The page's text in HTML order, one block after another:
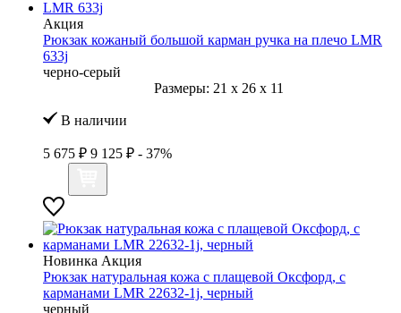
Акция
Рюкзак кожаный большой карман ручка на плечо LMR
633j
черно-серый
Размеры: 21 x 26 x 11
В наличии
5 675 ₽ 9 125 ₽ - 37%
Новинка Акция
Рюкзак натуральная кожа с плащевой Оксфорд, с
карманами LMR 22632-1j, черный
черный